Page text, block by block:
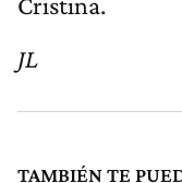
JL
TAMBIÉN TE